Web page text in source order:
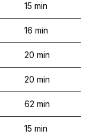
15 min
16 min
20 min
20 min
62 min
15 min